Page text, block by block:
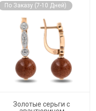
По Заказу (7-10 Дней)
Золотые серьги с